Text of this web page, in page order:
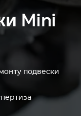
Mini
подвески